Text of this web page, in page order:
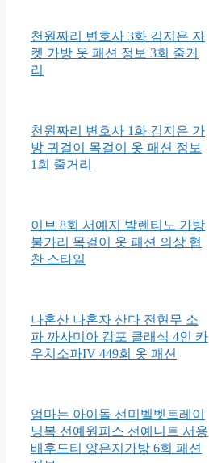
천원짜리 변호사 3화 김지은 자
켓 가방 옷 패션 정보 3회 줄거
리
천원짜리 변호사 1화 김지은 가
방 귀걸이 목걸이 옷 패션 정보
1회 줄거리
이브 8회 서예지 발렌티노 가방
불가리 목걸이 옷 패션 의상 협
찬 스타일
나혼산 나혼자 산다 전현무 소
파 까사미아 캄포 클래식 4인 카
우치소파IV 449회 옷 패션
엄마는 아이돌 선미벨벳트레이
닝복 선예원피스 선예니트 서용
배후드티 양은지가방 6회 패션